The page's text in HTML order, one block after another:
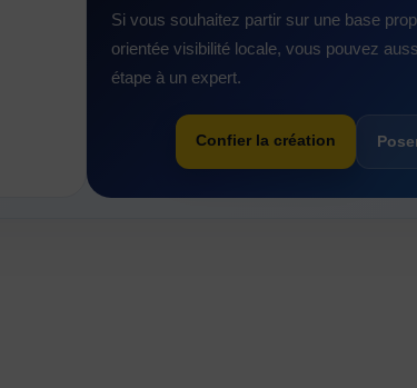
Si vous souhaitez partir sur une base
orientée visibilité locale, vous pouvez
étape à un expert.
Confier la création